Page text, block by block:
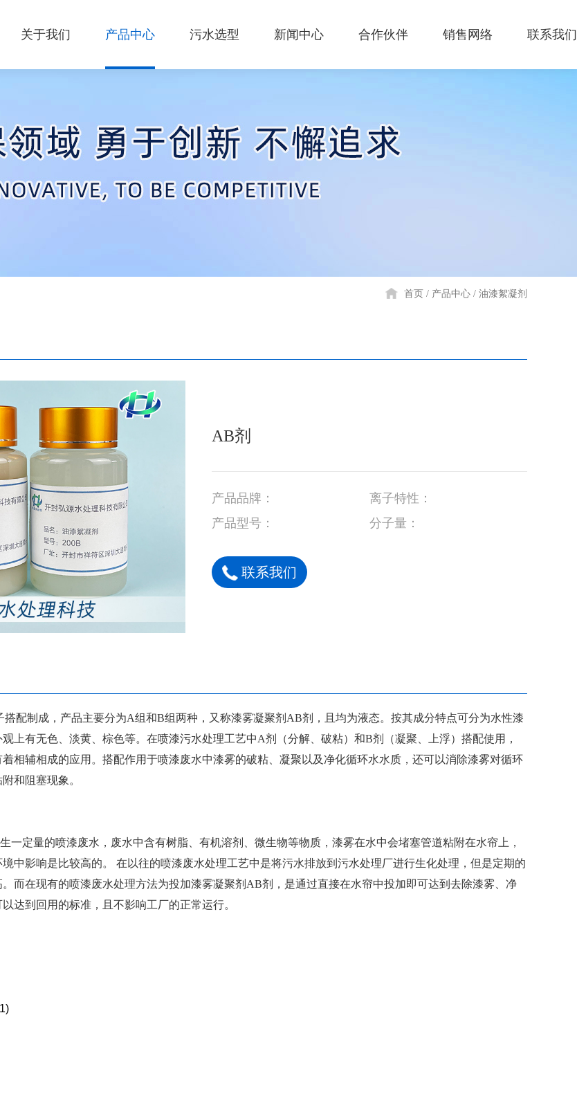
关于我们 产品中心 污水选型 新闻中心 合作伙伴 销售网络 联系我们
首页 产品中心 油漆絮凝剂
AB剂
产品品牌：
离子特性：
产品型号：
分子量：
联系我们
搭配制成，产品主要分为A组和B组两种，又称漆雾凝聚剂AB剂，且均为液态。按其成分特点可分为水性漆
上有无色、淡黄、棕色等。在喷漆污水处理工艺中A剂（分解、破粘）和B剂（凝聚、上浮）搭配使用，
相辅相成的应用。搭配作用于喷漆废水中漆雾的破粘、凝聚以及净化循环水水质，还可以消除漆雾对循环
和阻塞现象。
定量的喷漆废水，废水中含有树脂、有机溶剂、微生物等物质，漆雾在水中会堵塞管道粘附在水帘上，
中影响是比较高的。 在以往的喷漆废水处理工艺中是将污水排放到污水处理厂进行生化处理，但是定期的
而在现有的喷漆废水处理方法为投加漆雾凝聚剂 AB剂，是通过直接在水帘中投加即可达到去除漆雾、净
达到回用的标准，且不影响工厂的正常运行。